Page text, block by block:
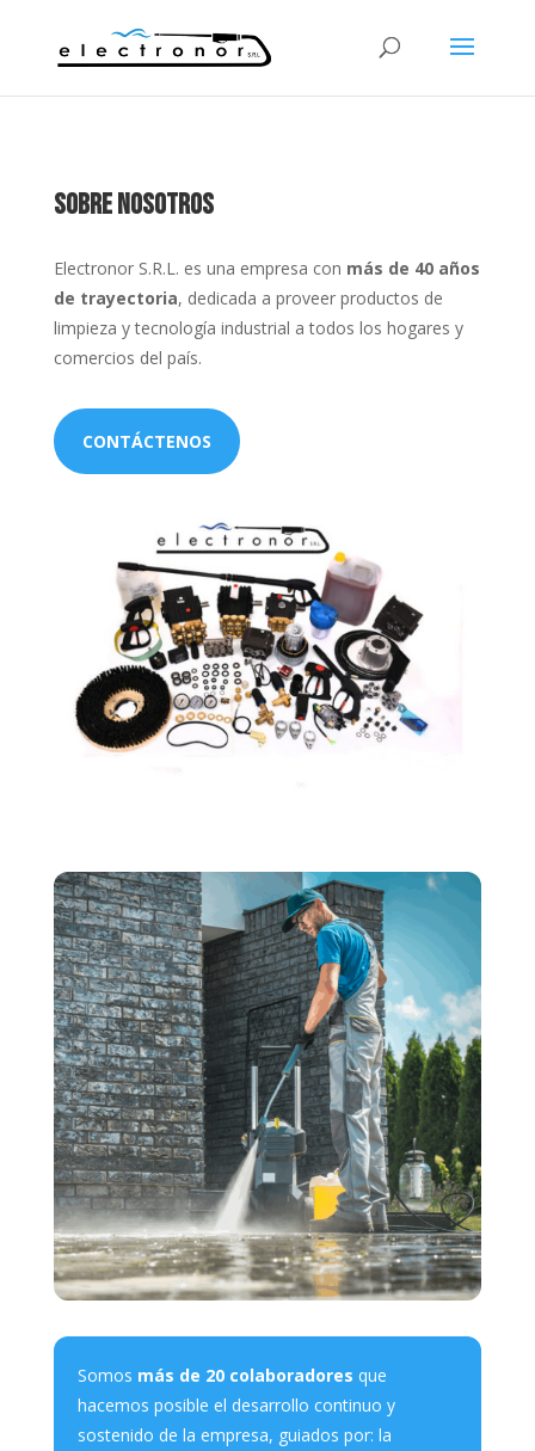
Sobre nosotros
Electronor S.R.L. es una empresa con más de 40 años
de trayectoria, dedicada a proveer productos de
limpieza y tecnología industrial a todos los hogares y
comercios del país.
CONTÁCTENOS
Somos más de 20 colaboradores que
hacemos posible el desarrollo continuo y
sostenido de la empresa, guiados por: la